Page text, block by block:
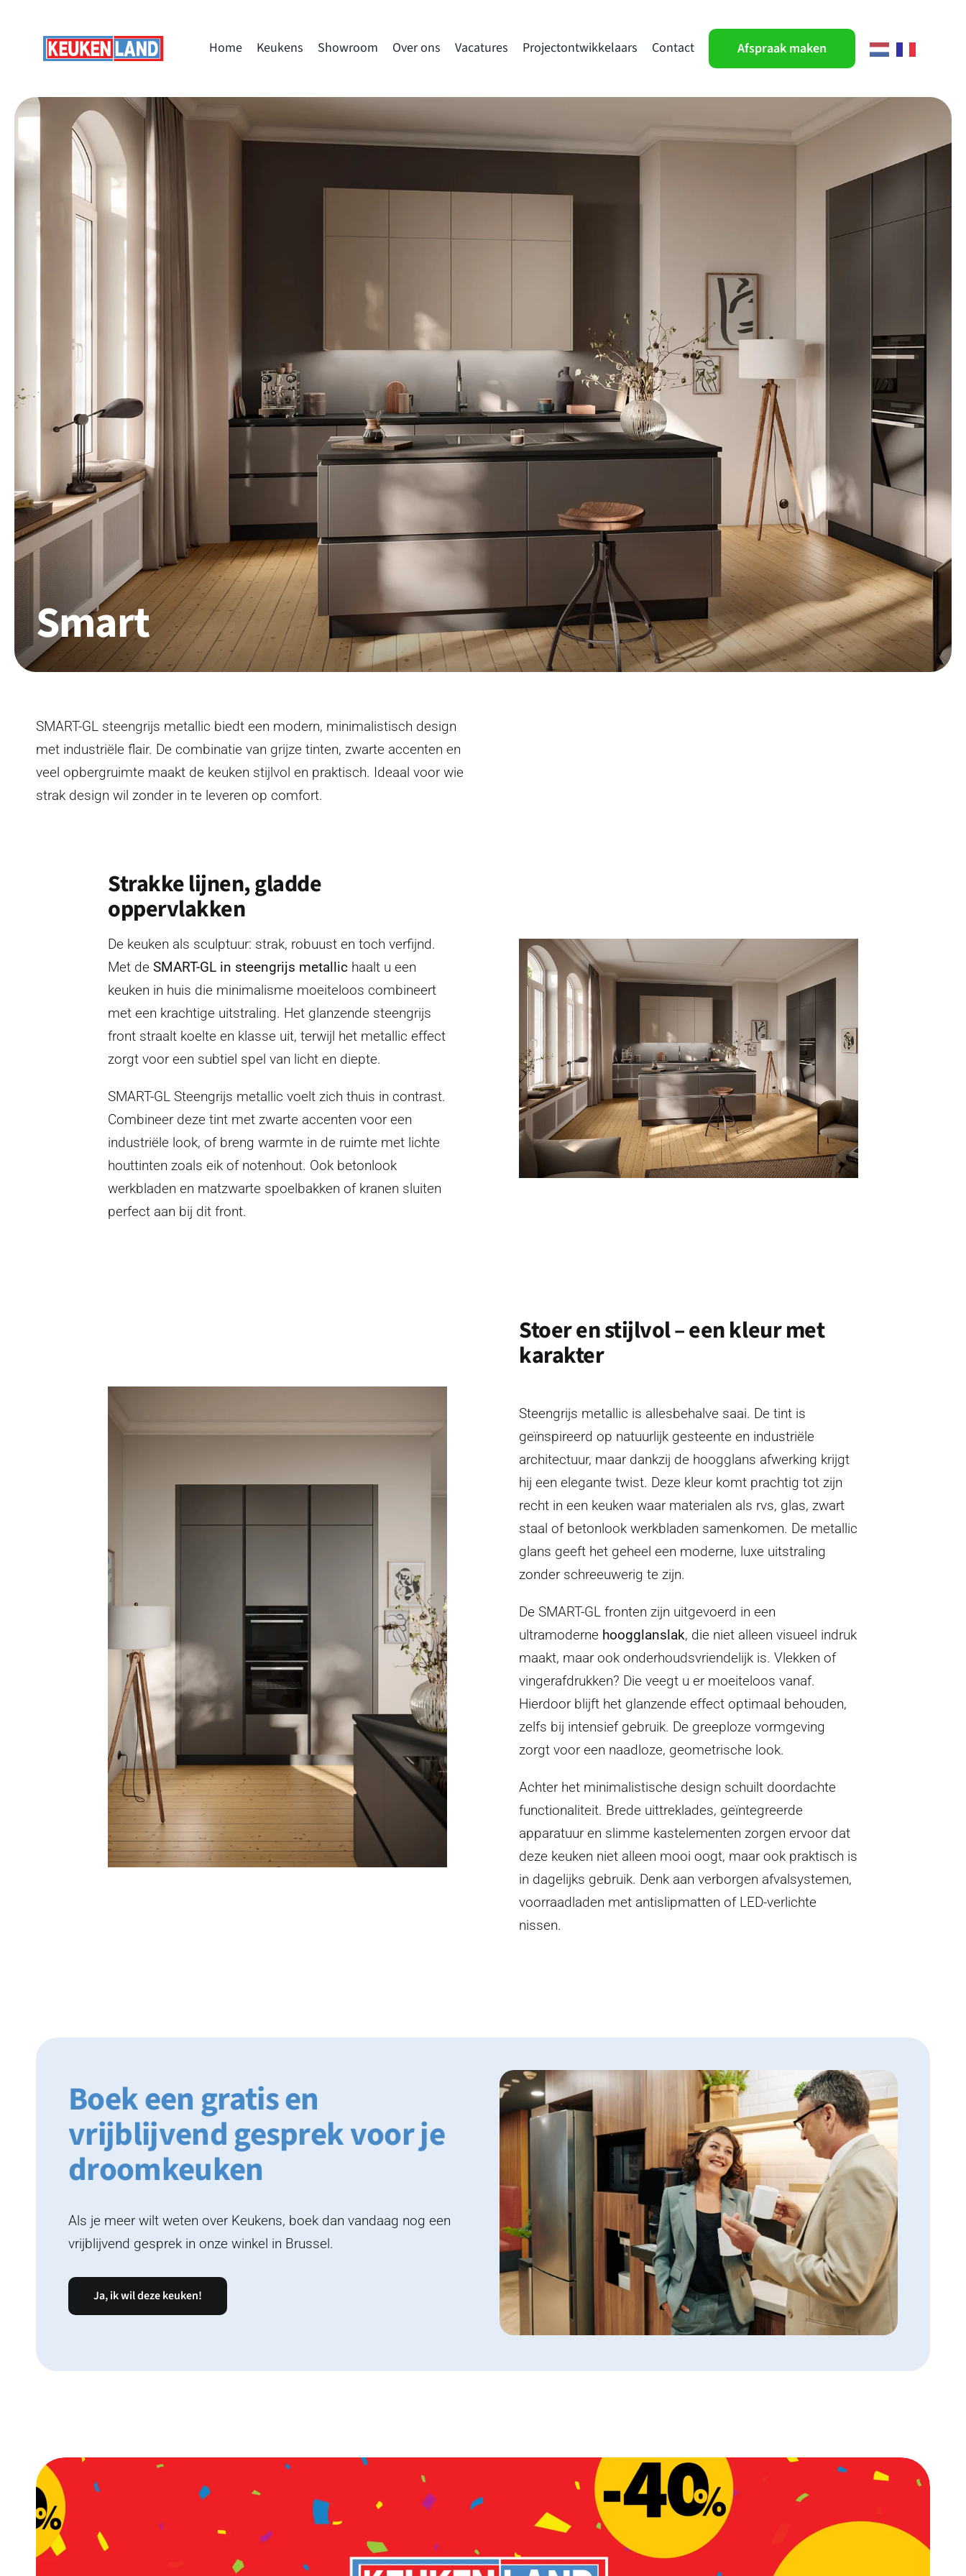
content
Home Keukens Showroom Over ons Vacatures Projectontwikkelaars Contact Afspraak maken
Smart
SMART-GL steengrijs metallic biedt een modern, minimalistisch design
met industriële flair. De combinatie van grijze tinten, zwarte accenten en
veel opbergruimte maakt de keuken stijlvol en praktisch. Ideaal voor wie
strak design wil zonder in te leveren op comfort.
Strakke lijnen, gladde
oppervlakken
De keuken als sculptuur: strak, robuust en toch verfijnd.
Met de SMART-GL in steengrijs metallic haalt u een
keuken in huis die minimalisme moeiteloos combineert
met een krachtige uitstraling. Het glanzende steengrijs
front straalt koelte en klasse uit, terwijl het metallic effect
zorgt voor een subtiel spel van licht en diepte.
SMART-GL Steengrijs metallic voelt zich thuis in contrast.
Combineer deze tint met zwarte accenten voor een
industriële look, of breng warmte in de ruimte met lichte
houttinten zoals eik of notenhout. Ook betonlook
werkbladen en matzwarte spoelbakken of kranen sluiten
perfect aan bij dit front.
Stoer en stijlvol – een kleur met
karakter
Steengrijs metallic is allesbehalve saai. De tint is
geïnspireerd op natuurlijk gesteente en industriële
architectuur, maar dankzij de hoogglans afwerking krijgt
hij een elegante twist. Deze kleur komt prachtig tot zijn
recht in een keuken waar materialen als rvs, glas, zwart
staal of betonlook werkbladen samenkomen. De metallic
glans geeft het geheel een moderne, luxe uitstraling
zonder schreeuwerig te zijn.
De SMART-GL fronten zijn uitgevoerd in een
ultramoderne hoogglanslak, die niet alleen visueel indruk
maakt, maar ook onderhoudsvriendelijk is. Vlekken of
vingerafdrukken? Die veegt u er moeiteloos vanaf.
Hierdoor blijft het glanzende effect optimaal behouden,
zelfs bij intensief gebruik. De greeploze vormgeving
zorgt voor een naadloze, geometrische look.
Achter het minimalistische design schuilt doordachte
functionaliteit. Brede uittreklades, geïntegreerde
apparatuur en slimme kastelementen zorgen ervoor dat
deze keuken niet alleen mooi oogt, maar ook praktisch is
in dagelijks gebruik. Denk aan verborgen afvalsystemen,
voorraadladen met antislipmatten of LED-verlichte
nissen.
Boek een gratis en
vrijblijvend gesprek voor je
droomkeuken
Als je meer wilt weten over Keukens, boek dan vandaag nog een
vrijblijvend gesprek in onze winkel in Brussel.
Ja, ik wil deze keuken!